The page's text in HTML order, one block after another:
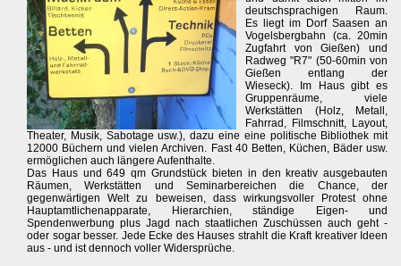
deutschsprachigen Raum.
Es liegt im Dorf Saasen an
Vogelsbergbahn (ca. 20min
Zugfahrt von Gießen) und
Radweg "R7" (50-60min von
Gießen entlang der
Wieseck). Im Haus gibt es
Gruppenräume, viele
Werkstätten (Holz, Metall,
Fahrrad, Filmschnitt, Layout,
Theater, Musik, Sabotage usw.), dazu eine eine politische Bibliothek mit
12000 Büchern und vielen Archiven. Fast 40 Betten, Küchen, Bäder usw.
ermöglichen auch längere Aufenthalte.
Das Haus und 649 qm Grundstück bieten in den kreativ ausgebauten
Räumen, Werkstätten und Seminarbereichen die Chance, der
gegenwärtigen Welt zu beweisen, dass wirkungsvoller Protest ohne
Hauptamtlichenapparate, Hierarchien, ständige Eigen- und
Spendenwerbung plus Jagd nach staatlichen Zuschüssen auch geht -
oder sogar besser. Jede Ecke des Hauses strahlt die Kraft kreativer Ideen
aus - und ist dennoch voller Widersprüche.